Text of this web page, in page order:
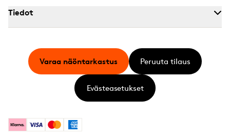
Tiedot
KlarnaVisa MastercardAmerican Express
Varaa näöntarkastus Peruuta tilaus
Evästeasetukset